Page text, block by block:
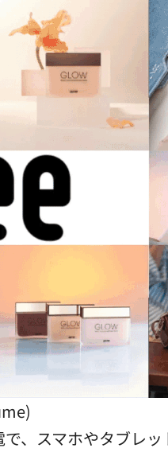
、スマホやタブレ